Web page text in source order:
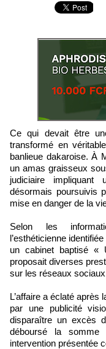
Ce qui devait être une simple intervention esthétique s’est
transformé en
banlieue dakaroise. À
un amas graisseux
judiciaire impliquant
désormais poursuivis
mise en danger de la
Selon les
l’esthéticienne
un cabinet baptisé «
proposait diverses
sur les réseaux
L’affaire a éclaté après
par une publicité
disparaître un excès
déboursé la
intervention présentée